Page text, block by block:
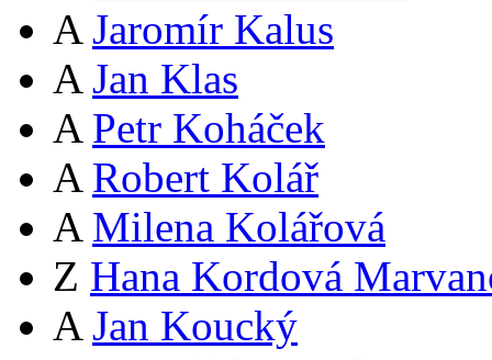
A Jaromír Kalus
A Jan Klas
A Petr Koháček
A Robert Kolář
A Milena Kolářová
Z Hana Kordová
A Jan Koucký